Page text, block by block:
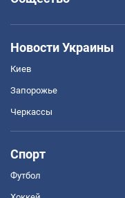
Новости Украины
Киев
Запорожье
Черкассы
Спорт
Футбол